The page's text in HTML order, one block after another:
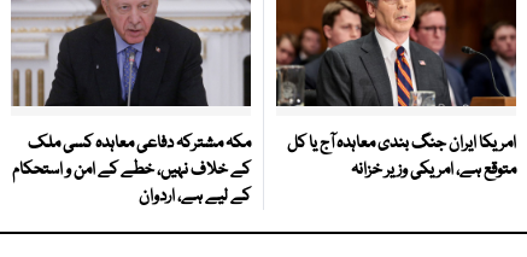
امریکا ایران جنگ بندی معاہدہ آج یا کل
متوقع ہے، امریکی وزیر خزانہ
مکہ مشترکہ دفاعی معاہدہ کسی ملک
کے خلاف نہیں، خطے کے امن و استحکام
کے لیے ہے، اردوان